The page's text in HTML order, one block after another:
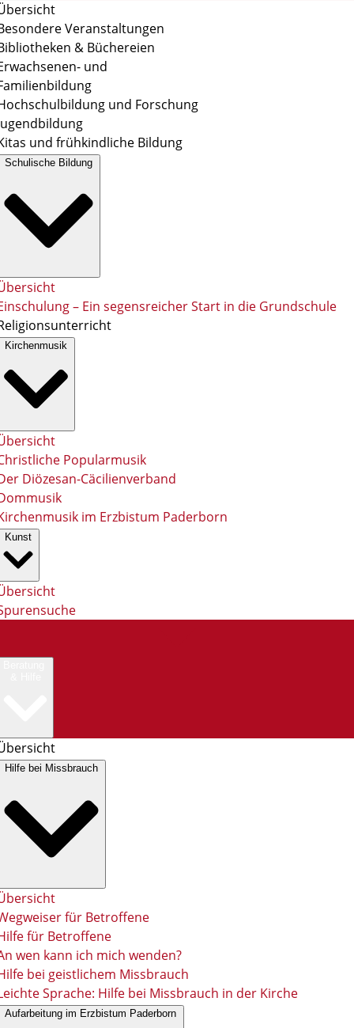
Veranstaltungen
& Büchereien
und
und Forschung
und frühkindliche Bildung
– Ein segensreicher Start in die Grundschule
Popularmusik
Diözesan-Cäcilienverband
im Erzbistum Paderborn
für Betroffene
für Betroffene
wen kann ich mich wenden?
bei geistlichem Missbrauch
Sprache: Hilfe bei Missbrauch in der Kirche